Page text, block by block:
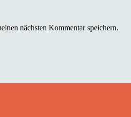
nächsten Kommentar speichern.